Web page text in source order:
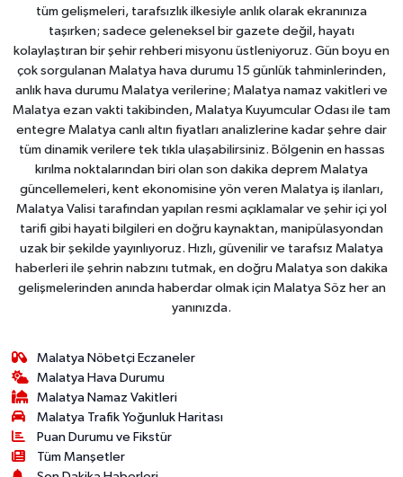
tüm gelişmeleri, tarafsızlık ilkesiyle anlık olarak ekranınıza
taşırken; sadece geleneksel bir gazete değil, hayatı
kolaylaştıran bir şehir rehberi misyonu üstleniyoruz. Gün boyu en
çok sorgulanan Malatya hava durumu 15 günlük tahminlerinden,
anlık hava durumu Malatya verilerine; Malatya namaz vakitleri ve
Malatya ezan vakti takibinden, Malatya Kuyumcular Odası ile tam
entegre Malatya canlı altın fiyatları analizlerine kadar şehre dair
tüm dinamik verilere tek tıkla ulaşabilirsiniz. Bölgenin en hassas
kırılma noktalarından biri olan son dakika deprem Malatya
güncellemeleri, kent ekonomisine yön veren Malatya iş ilanları,
Malatya Valisi tarafından yapılan resmi açıklamalar ve şehir içi yol
tarifi gibi hayati bilgileri en doğru kaynaktan, manipülasyondan
uzak bir şekilde yayınlıyoruz. Hızlı, güvenilir ve tarafsız Malatya
haberleri ile şehrin nabzını tutmak, en doğru Malatya son dakika
gelişmelerinden anında haberdar olmak için Malatya Söz her an
yanınızda.
Malatya Nöbetçi Eczaneler
Malatya Hava Durumu
Malatya Namaz Vakitleri
Malatya Trafik Yoğunluk Haritası
Puan Durumu ve Fikstür
Tüm Manşetler